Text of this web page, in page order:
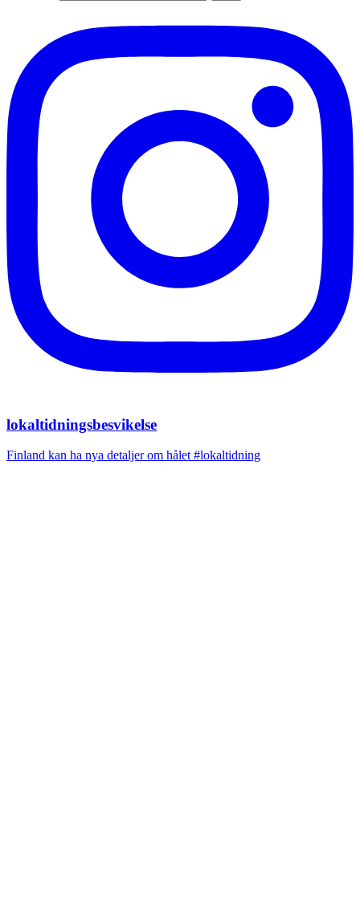
lokaltidningsbesvikelse
Finland kan ha nya detaljer om hålet #lokaltidning